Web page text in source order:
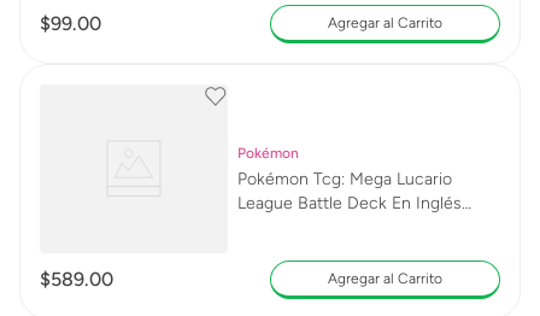
$99.00 Agregar al Carrito
Pokémon
Pokémon Tcg: Mega Lucario
League Battle Deck En Inglés
$589.00 Agregar al Carrito